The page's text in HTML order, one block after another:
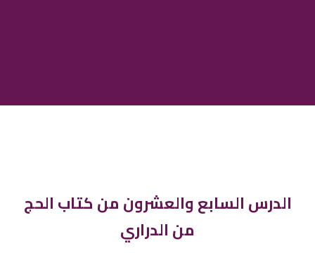
الدرس السابع والعشرون من كتاب الحج
من الدراري